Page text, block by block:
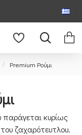
Premium Ρούμι
παράγεται κυρίως
ζαχαρότευτλου.